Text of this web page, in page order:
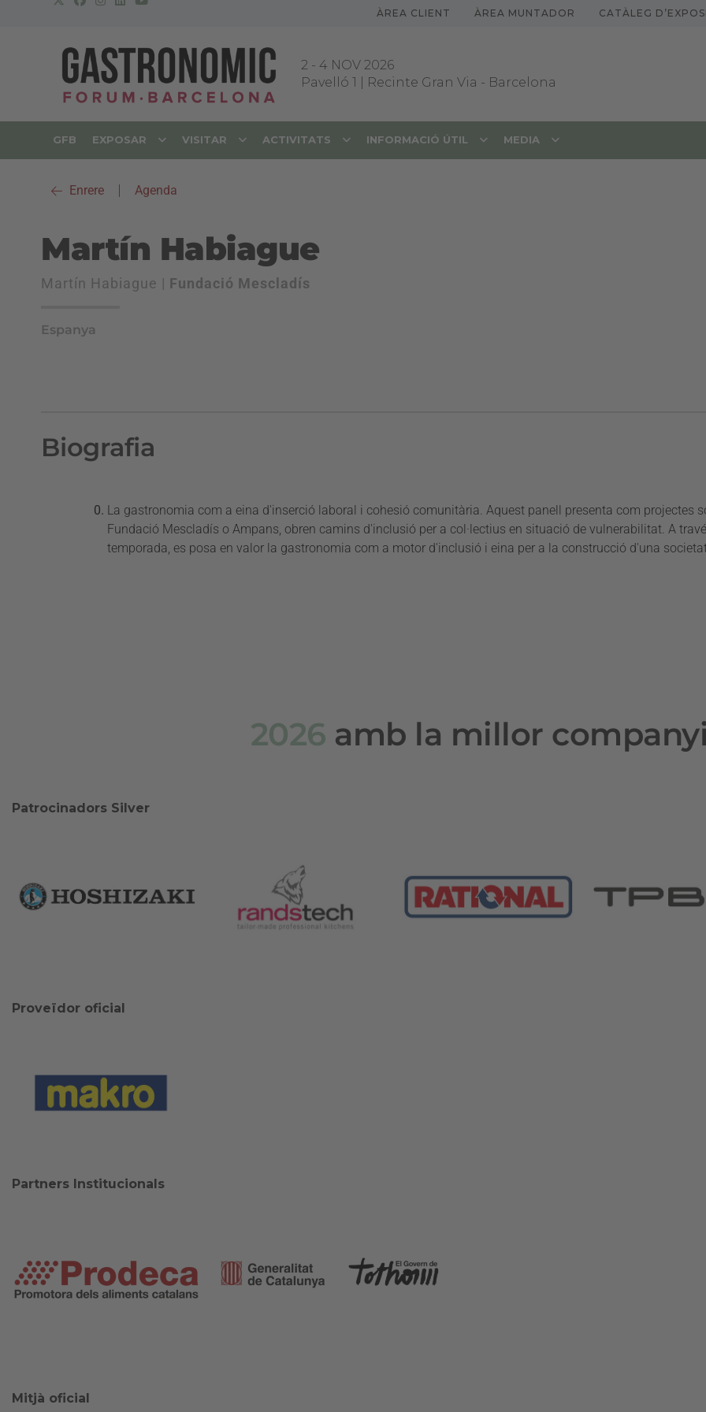
ÀREA CLIENT ÀREA MUNTADOR CATÀLEG
2 - 4 NOV 2026
Pavelló 1 | Recinte Gran Via - Barcelona
GFB EXPOSAR VISITAR ACTIVITATS INFORMACIÓ ÚTIL MEDIA
Enrere Agenda
Martín Habiague
Martín Habiague | Fundació Mescladís
Espanya
Biografia
La gastronomia com a eina d'inserció laboral i cohesió comunitària. Aquest panell presenta com projectes
Fundació Mescladís o Ampans, obren camins d'inclusió per a col·lectius en situació de vulnerabilitat. A
temporada, es posa en valor la gastronomia com a motor d'inclusió i eina per a la construcció d'una
2026 amb la millor
Patrocinadors Silver
Proveïdor oficial
Partners Institucionals
Mitjà oficial